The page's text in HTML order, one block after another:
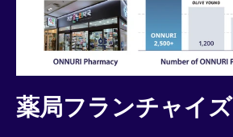
薬局フランチャイズ